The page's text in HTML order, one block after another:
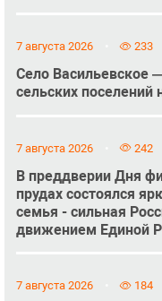
7 августа 2026 233
Село Васильевское
сельских поселений
7 августа 2026 242
В преддверии Дня
прудах состоялся
семья - сильная
движением Единой
7 августа 2026 184